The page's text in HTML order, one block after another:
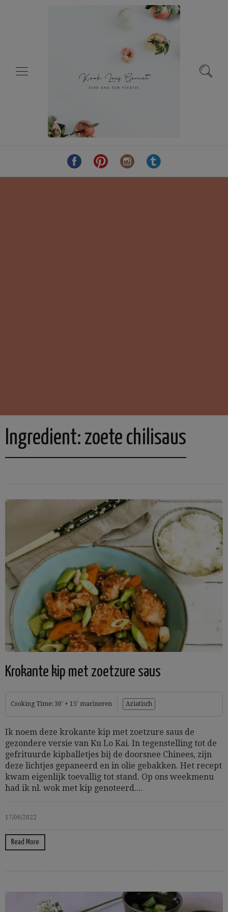
Ingredient: zoete chilisaus
Krokante kip met zoetzure saus
Cooking Time: 30' + 15' marineren Aziatisch
Ik noem deze krokante kip met zoetzure saus de
gezondere versie van Ku Lo Kai. In tegenstelling tot de
gefrituurde kipballetjes bij de doorsnee Chinees, zijn
deze lichtjes gepaneerd en in olie gebakken. Het recept
kwam eigenlijk toevallig tot stand. Op ons weekmenu
had ik nl. wok met kip genoteerd....
17/06/2022
Read More